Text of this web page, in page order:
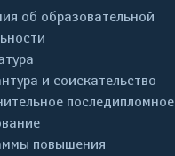
об образовательной
и соискательство
последипломное
повышения